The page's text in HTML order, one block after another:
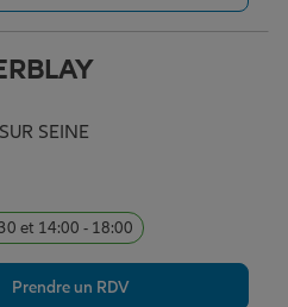
SEINE
et 14:00 - 18:00
Prendre un RDV